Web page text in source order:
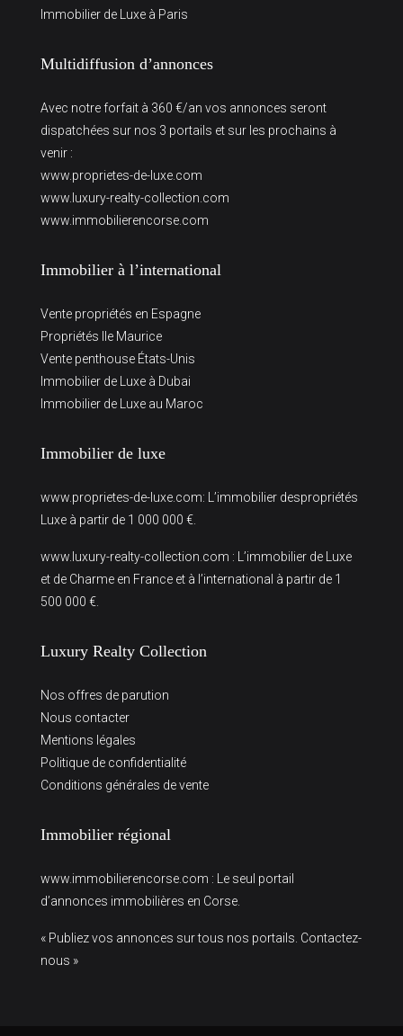
Immobilier de Luxe à Paris
Multidiffusion d’annonces
Avec notre forfait à 360 €/an vos annonces seront
dispatchées sur nos 3 portails et sur les prochains à
venir :
www.proprietes-de-luxe.com
www.luxury-realty-collection.com
www.immobilierencorse.com
Immobilier à l’international
Vente propriétés en Espagne
Propriétés Ile Maurice
Vente penthouse États-Unis
Immobilier de Luxe à Dubai
Immobilier de Luxe au Maroc
Immobilier de luxe
www.proprietes-de-luxe.com: L’immobilier despropriétés
Luxe à partir de 1 000 000 €.
www.luxury-realty-collection.com : L’immobilier de Luxe
et de Charme en France et à l’international à partir de 1
500 000 €.
Luxury Realty Collection
Nos offres de parution
Nous contacter
Mentions légales
Politique de confidentialité
Conditions générales de vente
Immobilier régional
www.immobilierencorse.com : Le seul portail
d’annonces immobilières en Corse.
« Publiez vos annonces sur tous nos portails. Contactez-
nous »